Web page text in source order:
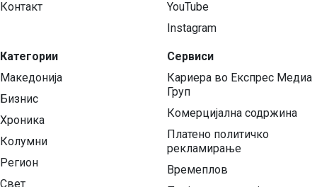
Контакт
Категории
Македонија
Бизнис
Хроника
Колумни
Регион
Свет
YouTube
Instagram
Сервиси
Кариера во Експрес Медиа
Груп
Комерцијална содржина
Платено политичко
рекламирање
Времеплов